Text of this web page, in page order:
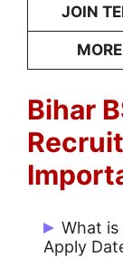
JOIN
Bihar
What is
Apply